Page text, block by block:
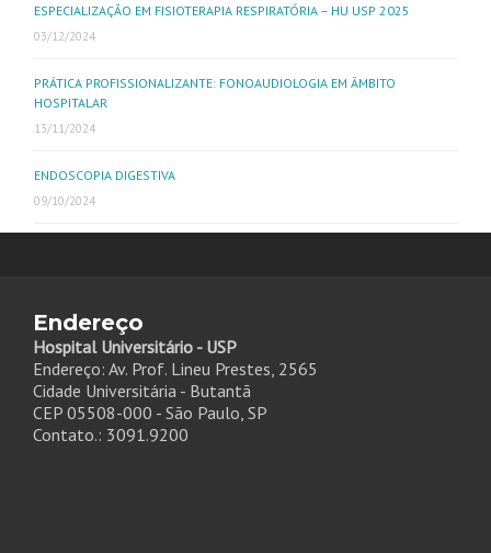
ESPECIALIZAÇÃO EM FISIOTERAPIA RESPIRATÓRIA – HU USP 2025
03/12/2024
PRÁTICA PROFISSIONALIZANTE: FONOAUDIOLOGIA EM ÂMBITO
HOSPITALAR
13/11/2024
ENDOSCOPIA DIGESTIVA
09/10/2024
Endereço
Hospital Universitário - USP
Endereço: Av. Prof. Lineu Prestes, 2565
Cidade Universitária - Butantã
CEP 05508-000 - São Paulo, SP
Contato.: 3091.9200